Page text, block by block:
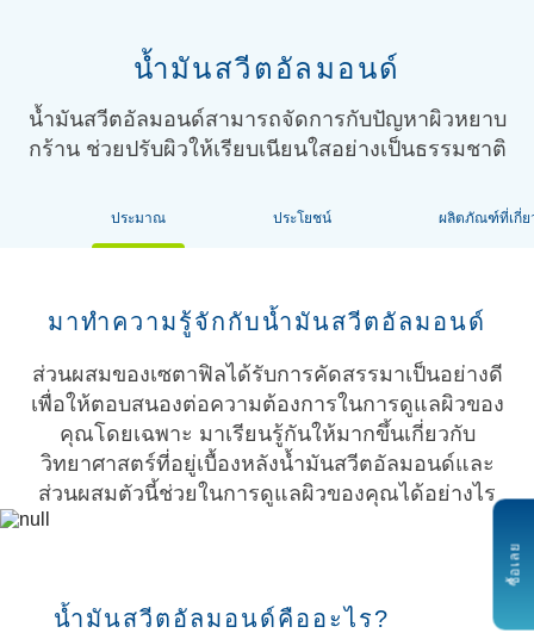
น้ำมันสวีตอัลมอนด์
น้ำมันสวีตอัลมอนด์สามารถจัดการกับปัญหาผิวหยาบ
กร้าน ช่วยปรับผิวให้เรียบเนียนใสอย่างเป็นธรรมชาติ
ประมาณ ประโยชน์ ผลิตภัณฑ์ที่เกี่ย
มาทำความรู้จักกับน้ำมันสวีตอัลมอนด์
ส่วนผสมของเซตาฟิลได้รับการคัดสรรมาเป็นอย่างดี
เพื่อให้ตอบสนองต่อความต้องการในการดูแลผิวของ
คุณโดยเฉพาะ มาเรียนรู้กันให้มากขึ้นเกี่ยวกับ
วิทยาศาสตร์ที่อยู่เบื้องหลังน้ำมันสวีตอัลมอนด์และ
ส่วนผสมตัวนี้ช่วยในการดูแลผิวของคุณได้อย่างไร
น้ำมันสวีตอัลมอนด์คืออะไร?
ซื้อเลย